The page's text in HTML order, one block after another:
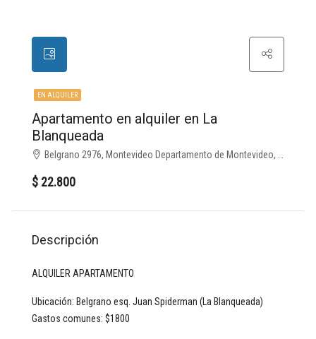
EN ALQUILER
Apartamento en alquiler en La
Blanqueada
Belgrano 2976, Montevideo Departamento de Montevideo, Uruguay, , La Blanqueada
$ 22.800
Descripción
ALQUILER APARTAMENTO
Ubicación: Belgrano esq. Juan Spiderman (La Blanqueada)
Gastos comunes: $1800